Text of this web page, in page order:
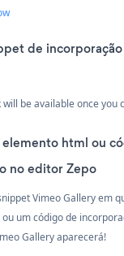
de
will be available once you
html ou
no editor Zepo
Vimeo Gallery em
um código de
Gallery aparecerá!